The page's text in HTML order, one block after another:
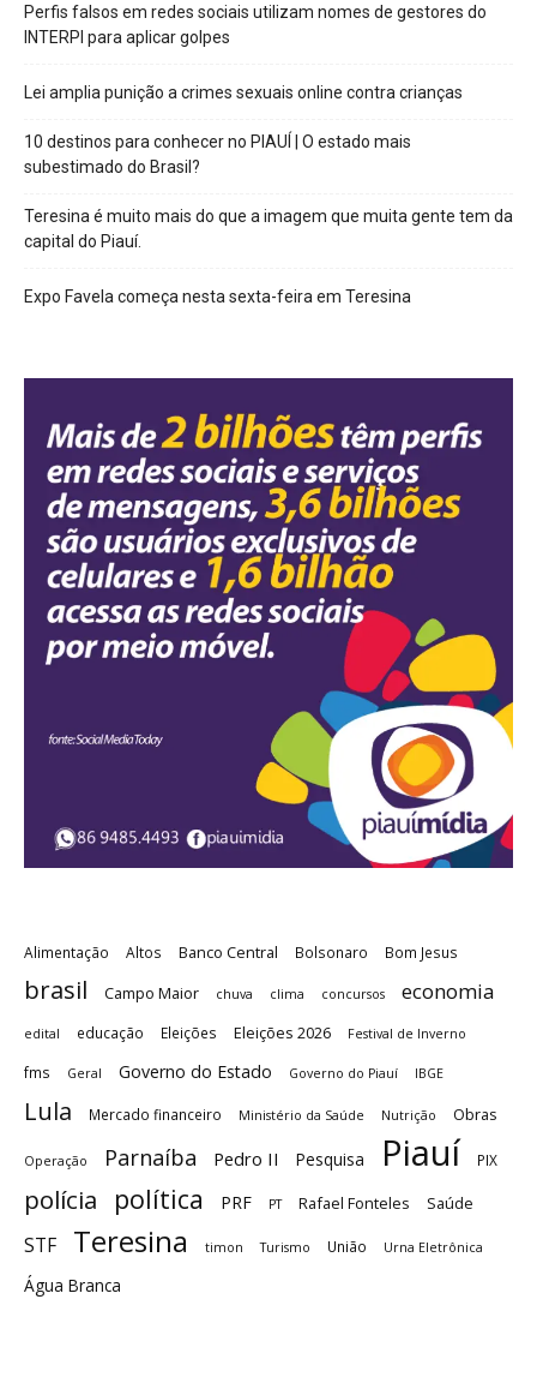
Perfis falsos em redes sociais utilizam nomes de gestores do
INTERPI para aplicar golpes
Lei amplia punição a crimes sexuais online contra crianças
10 destinos para conhecer no PIAUÍ | O estado mais
subestimado do Brasil?
Teresina é muito mais do que a imagem que muita gente tem da
capital do Piauí.
Expo Favela começa nesta sexta-feira em Teresina
Alimentação Altos Banco Central Bolsonaro Bom Jesus
brasil Campo Maior chuva clima concursos economia
edital educação Eleições Eleições 2026 Festival de Inverno
fms Geral Governo do Estado Governo do Piauí IBGE
Lula Mercado financeiro Ministério da Saúde Nutrição Obras
Operação Parnaíba Pedro II Pesquisa Piauí PIX
polícia política PRF PT Rafael Fonteles Saúde
STF Teresina timon Turismo União Urna Eletrônica
Água Branca